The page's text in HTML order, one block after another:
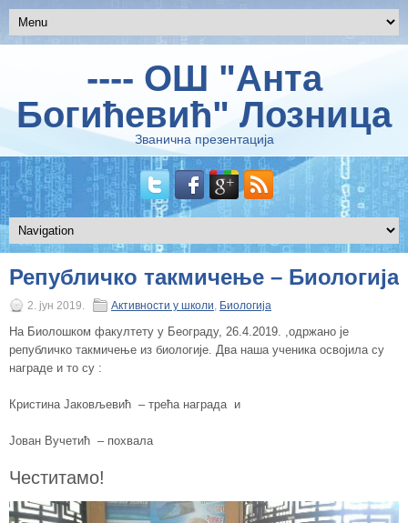
---- ОШ "Анта
Богићевић" Лозница
Званична презентација
Републичко такмичење – Биологија
2. јун 2019. Активности у школи, Биологија
На Биолошком факултету у Београду, 26.4.2019. ,одржано је
републичко такмичење из биологије. Два наша ученика освојила су
награде и то су :
Кристина Јаковљевић – трећа награда и
Јован Вучетић – похвала
Честитамо!